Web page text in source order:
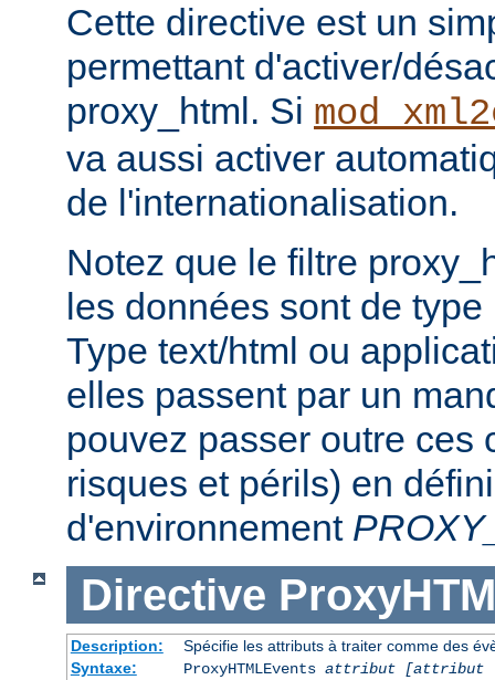
Cette directive est un
permettant d'activer/
proxy_html. Si
va aussi activer
de l'internationalisation.
Notez que le filtre
les données sont de
Type text/html ou
elles passent par un
pouvez passer outre ces
risques et périls) en
d'environnement
Directive
Description:
Spécifie les attributs à traiter comme des
Syntaxe:
ProxyHTMLEvents attribut